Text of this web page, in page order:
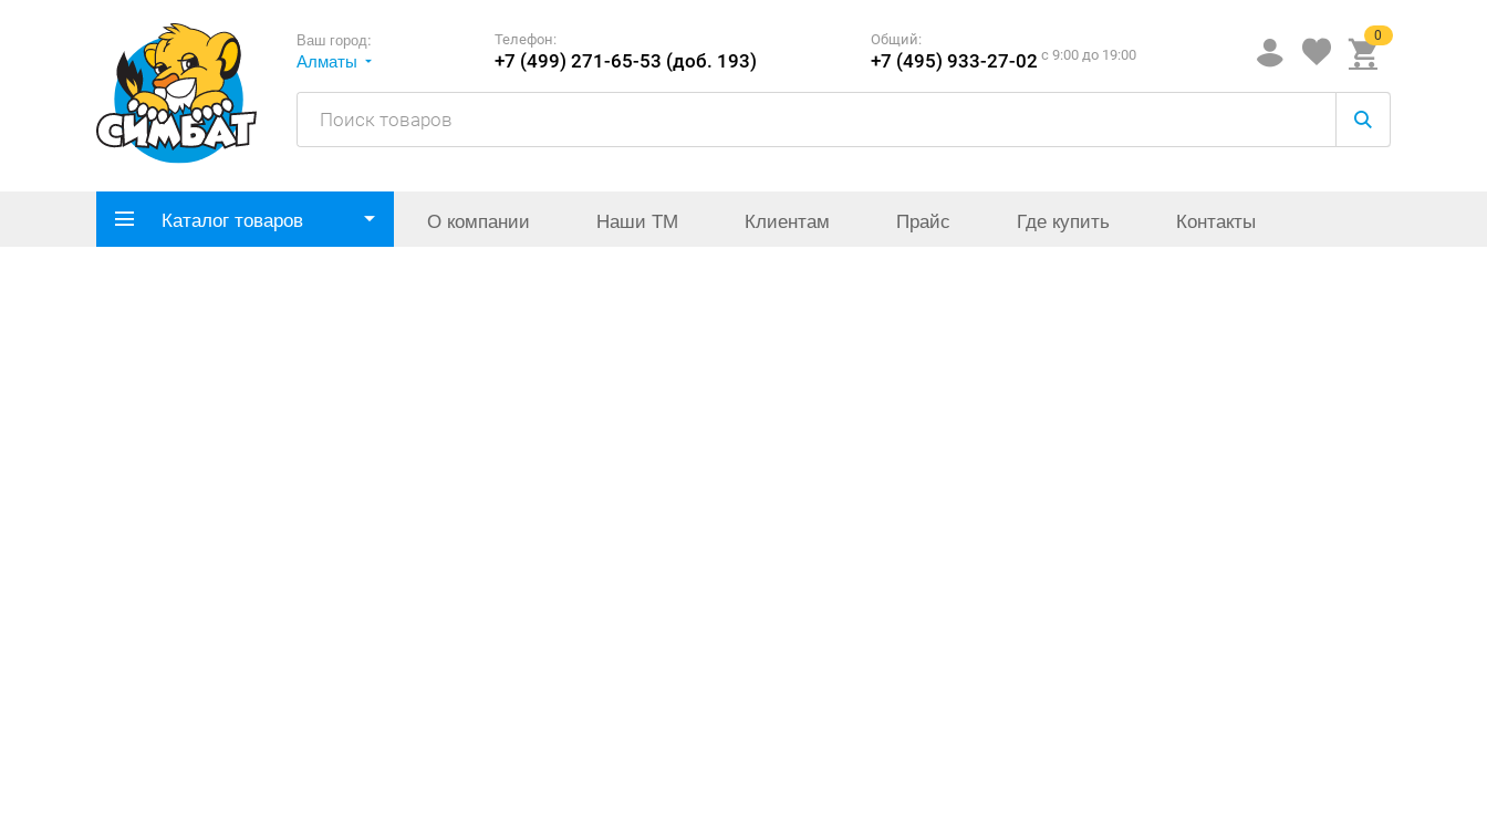
Ваш город:
Алматы
Телефон:
+7 (499) 271-65-53 (доб. 193)
Общий:
+7 (495) 933-27-02 c 9:00 до 19:00
0
Каталог товаров О компании Наши ТМ Клиентам Прайс Где купить Контакты